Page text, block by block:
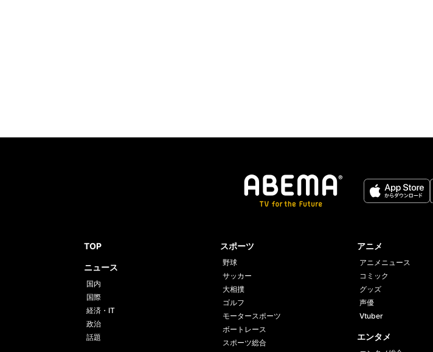
TOP
ニュース
国内
国際
経済・IT
政治
話題
スポーツ
野球
サッカー
大相撲
ゴルフ
モータースポーツ
ボートレース
スポーツ総合
アニメ
アニメニュース
コミック
グッズ
声優
Vtuber
エンタメ